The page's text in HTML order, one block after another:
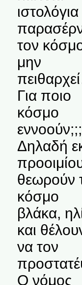
ιστολόγια
τον
μην
Για ποιο
κόσμο
εννοούν;;;
Δηλαδή
θεωρούν
κόσμο
βλάκα,
και
να τον
Ο νόμος